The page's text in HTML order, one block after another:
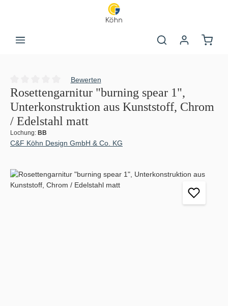
Durchschnittliche Bewertung von 0 von 5 Sternen
Bewerten
Rosettengarnitur "burning spear 1",
Unterkonstruktion aus Kunststoff, Chrom
/ Edelstahl matt
Lochung: BB
C&F Köhn Design GmbH & Co. KG
Bildergalerie überspringen